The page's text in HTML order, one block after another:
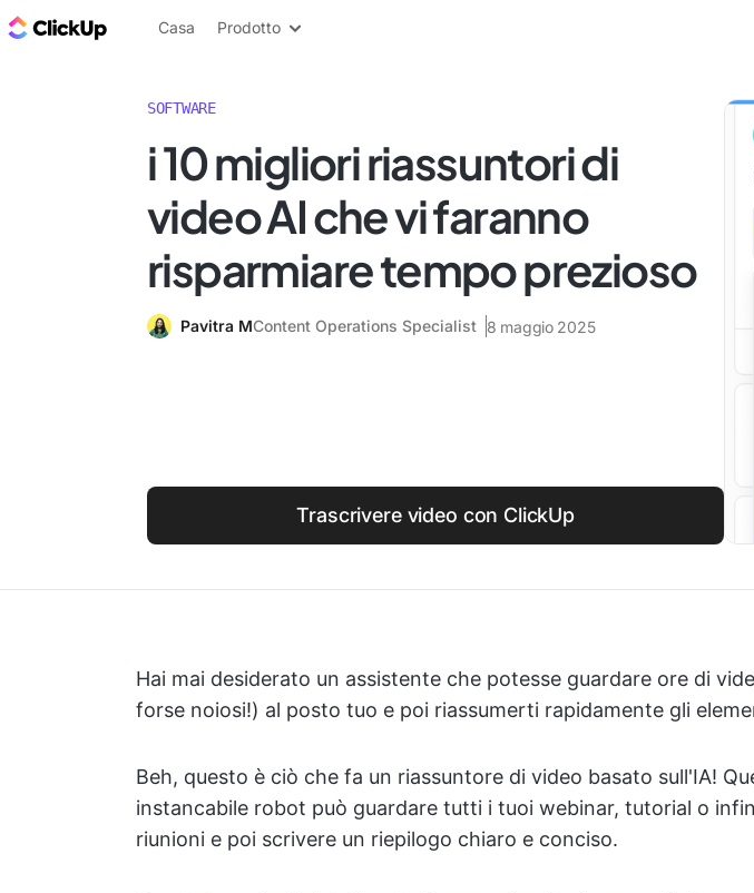
Blog di ClickUp
Casa Prodotto
SOFTWARE
i 10 migliori riassuntori di
video AI che vi faranno
risparmiare tempo prezioso
Pavitra MContent Operations Specialist 8 maggio 2025
Trascrivere video con ClickUp
Hai mai desiderato un assistente che potesse guardare ore di
forse noiosi!) al posto tuo e poi riassumerti rapidamente gli
Beh, questo è ciò che fa un riassuntore di video basato sull'IA!
instancabile robot può guardare tutti i tuoi webinar, tutorial o
riunioni e poi scrivere un riepilogo chiaro e conciso.